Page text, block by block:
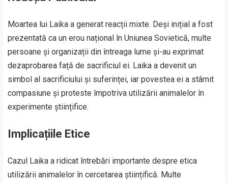
Moartea lui Laika a generat reacții mixte. Deși inițial a fost
prezentată ca un erou național în Uniunea Sovietică, multe
persoane și organizații din întreaga lume și-au exprimat
dezaprobarea față de sacrificiul ei. Laika a devenit un
simbol al sacrificiului și suferinței, iar povestea ei a stârnit
compasiune și proteste împotriva utilizării animalelor în
experimente științifice.
Implicațiile Etice
Cazul Laika a ridicat întrebări importante despre etica
utilizării animalelor în cercetarea științifică. Multe